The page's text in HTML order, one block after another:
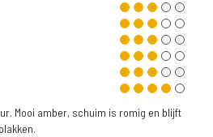
Mooi amber, schuim is romig en blijft